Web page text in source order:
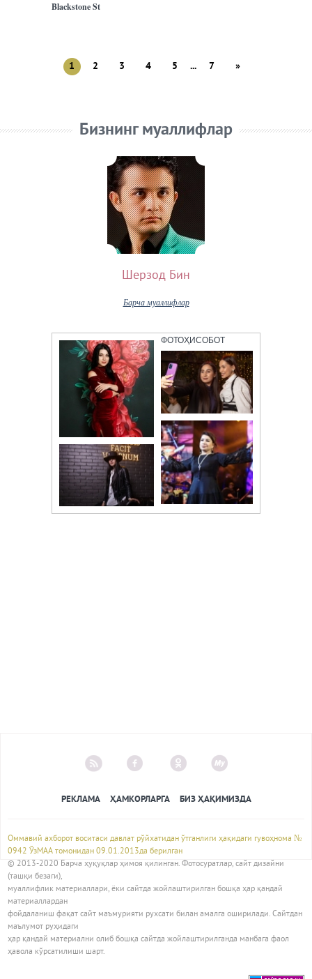
Blackstone St
1 2 3 4 5 ... 7 »
Бизнинг муаллифлар
Шерзод Бин
Барча муаллифлар
ФОТОҲИСОБОТ
РЕКЛАМА ҲАМКОРЛАРГА БИЗ ҲАҚИМИЗДА
Оммавий ахборот воситаси давлат рўйхатидан ўтганлиги ҳақидаги гувоҳнома №
0942 ЎзМАА томонидан 09.01.2013да берилган
© 2013-2020 Барча ҳуқуқлар ҳимоя қилинган. Фотосуратлар, сайт дизайни
(ташқи безаги),
муаллифлик материаллари, ёки сайтда жойлаштирилган бошқа ҳар қандай
материаллардан
фойдаланиш фақат сайт маъмурияти рухсати билан амалга оширилади. Сайтдан
маълумот руҳидаги
ҳар қандай материални олиб бошқа сайтда жойлаштирилганда манбага фаол
ҳавола кўрсатилиши шарт.